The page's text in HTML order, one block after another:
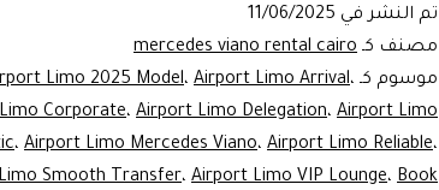
Limo
Service:
Mercedes
Viano
تم النشر في 11/06/2025
مصنف كـ mercedes viano rental cairo
موسوم كـ
Limo 2025 Model، Airport Limo Arrival،
Corporate، Airport Limo Delegation، Airport Limo
، Airport Limo Mercedes Viano، Airport Limo Reliable،
Smooth Transfer، Airport Limo VIP Lounge، Book